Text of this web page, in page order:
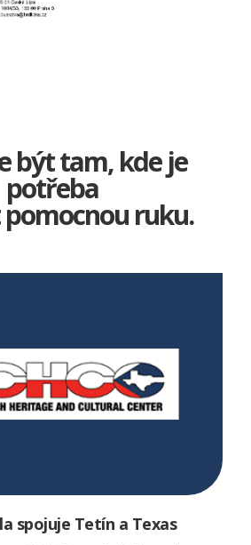
být tam, kde je
potřeba
ruku.
spojuje Tetín a Texas